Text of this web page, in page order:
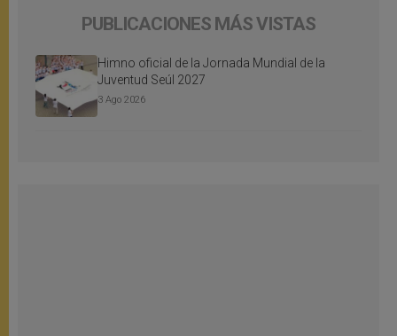
PUBLICACIONES MÁS VISTAS
Himno oficial de la Jornada Mundial de la
Juventud Seúl 2027
3 Ago 2026